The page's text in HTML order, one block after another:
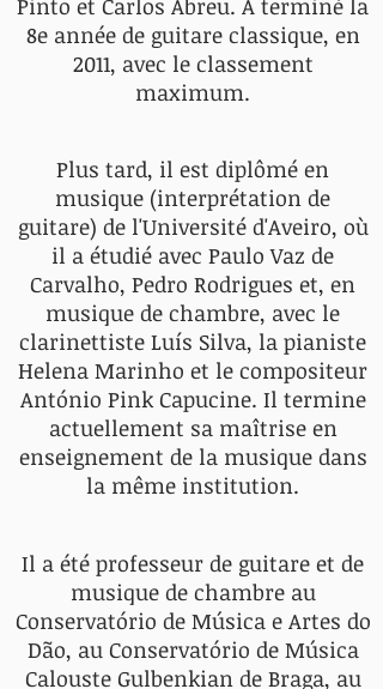
Pinto et Carlos Abreu. A terminé la
8e année de guitare classique, en
2011, avec le classement
maximum.
Plus tard, il est diplômé en
musique (interprétation de
guitare) de l'Université d'Aveiro, où
il a étudié avec Paulo Vaz de
Carvalho, Pedro Rodrigues et, en
musique de chambre, avec le
clarinettiste Luís Silva, la pianiste
Helena Marinho et le compositeur
António Pink Capucine. Il termine
actuellement sa maîtrise en
enseignement de la musique dans
la même institution.
Il a été professeur de guitare et de
musique de chambre au
Conservatório de Música e Artes do
Dão, au Conservatório de Música
Calouste Gulbenkian de Braga, au